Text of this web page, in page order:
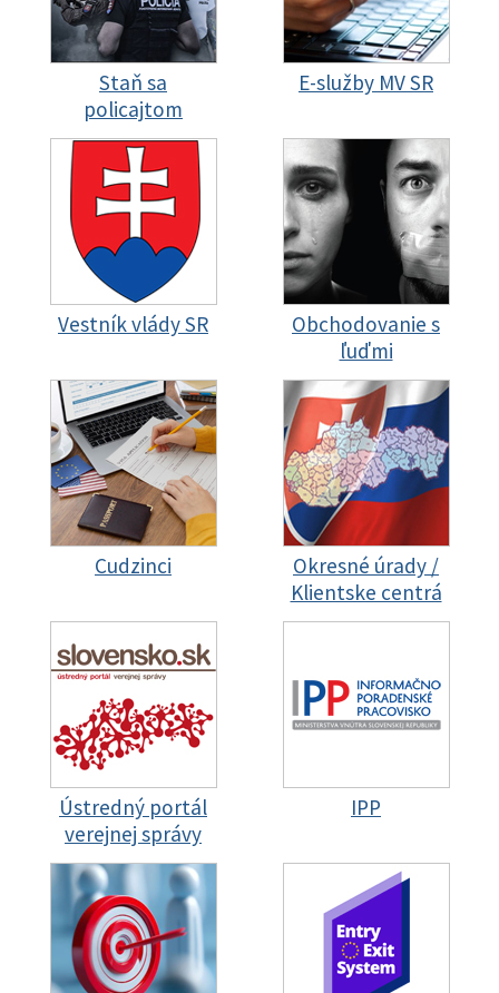
Staň sa
policajtom
E-služby MV SR
Vestník vlády SR
Obchodovanie s
ľuďmi
Cudzinci
Okresné úrady /
Klientske centrá
Ústredný portál
verejnej správy
IPP